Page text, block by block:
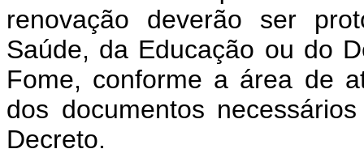
renovação deverão ser
Saúde, da Educação ou do
Fome, conforme a área de
dos documentos
Decreto.